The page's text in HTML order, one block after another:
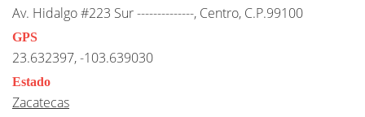
Av. Hidalgo #223 Sur --------------, Centro, C.P.99100
GPS
23.632397, -103.639030
Estado
Zacatecas